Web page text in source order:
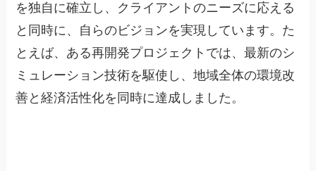
を独自に確立し、クライアントのニーズに応える
と同時に、自らのビジョンを実現しています。た
とえば、ある再開発プロジェクトでは、最新のシ
ミュレーション技術を駆使し、地域全体の環境改
善と経済活性化を同時に達成しました。